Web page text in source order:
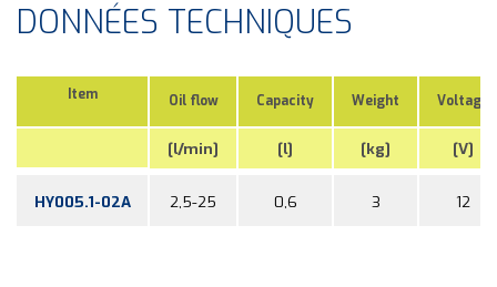
DONNÉES TECHNIQUES
Item Oil flow Capacity Weight Voltage
[l/min] [l] [kg] [V]
HY005.1-02A 2,5-25 0,6 3 12